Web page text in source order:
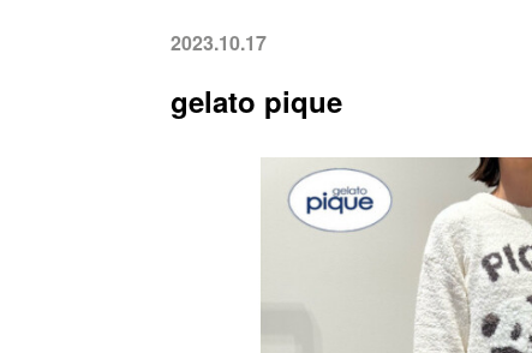
2023.10.17
gelato pique